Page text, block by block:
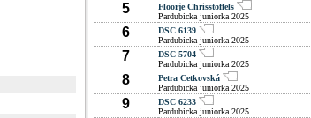
5
Floorje Chrisstoffels
Pardubicka juniorka 2025
6
DSC 6139
Pardubicka juniorka 2025
7
DSC 5704
Pardubicka juniorka 2025
8
Petra Cetkovská
Pardubicka juniorka 2025
9
DSC 6233
Pardubicka juniorka 2025